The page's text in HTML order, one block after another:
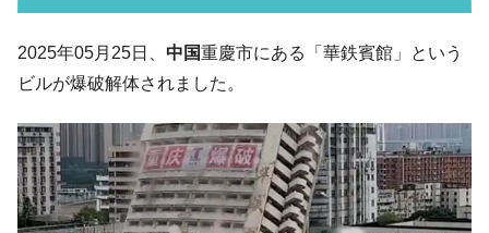
韓国「ここは北朝鮮なのか。選管がサーバ
ーにウソのデータを入力したのは明白だ」
言。
『Money1』
韓国は「中国と同じく」投資に不適格な国
だ。
『Money1』
『韓国銀行』が「金の保有量を増やしま
2025年05月25日、 中国重慶市にある「華鉄賓館」という
ビルが爆破解体されました。